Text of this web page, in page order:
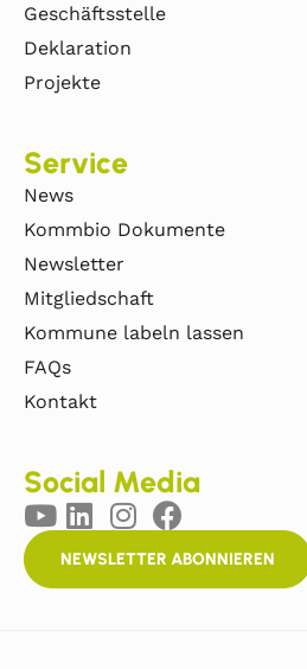
Geschäftsstelle
Deklaration
Projekte
Service
News
Kommbio Dokumente
Newsletter
Mitgliedschaft
Kommune labeln lassen
FAQs
Kontakt
Social Media
NEWSLETTER ABONNIEREN